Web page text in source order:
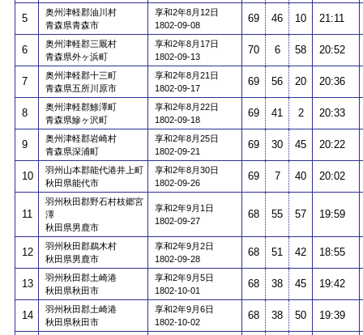
5
奥州津軽郡油川村
青森県青森市
享和2年8月12日
1802-09-08
69 46 10 21:11
6
奥州津軽郡三厩村
青森県外ヶ浜町
享和2年8月17日
1802-09-13
70 6 58 20:52
7
奥州津軽郡十三町
青森県五所川原市
享和2年8月21日
1802-09-17
69 56 20 20:36
8
奥州津軽郡鯵澤町
青森県鰺ヶ沢町
享和2年8月22日
1802-09-18
69 41 2 20:33
9
奥州津軽郡岩崎村
青森県深浦町
享和2年8月25日
1802-09-21
69 30 45 20:22
10
羽州山本郡能代港井上町
秋田県能代市
享和2年8月30日
1802-09-26
69 7 40 20:02
11
羽州秋田郡野石村枝郷宮
澤
秋田県男鹿市
享和2年9月1日
1802-09-27
68 55 57 19:59
12
羽州秋田郡鵜木村
秋田県男鹿市
享和2年9月2日
1802-09-28
68 51 42 18:55
13
羽州秋田郡土崎港
秋田県秋田市
享和2年9月5日
1802-10-01
68 38 45 19:42
14
羽州秋田郡土崎港
秋田県秋田市
享和2年9月6日
1802-10-02
68 38 50 19:39